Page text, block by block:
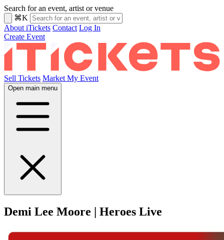
Search for an event, artist or venue
⌘K
About iTickets Contact Log In
Create Event
Sell Tickets Market My Event
Open main menu
Demi Lee Moore | Heroes Live